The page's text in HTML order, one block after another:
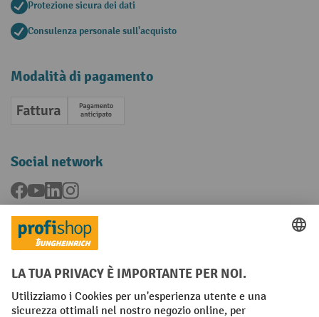
Protezione sicura dei dati
Consulenza personale sull'acquisto
Modalità di pagamento
Fattura Pagamento anticipato
Social network
Facebook
YouTubeLinkedInInstagram
Condizioni Generali di Vendita
Dichiarazione di protezione dei dati Impronta